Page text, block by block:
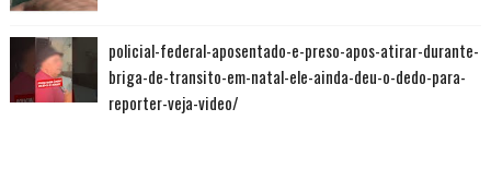
policial-federal-aposentado-e-preso-apos-atirar-durante-
briga-de-transito-em-natal-ele-ainda-deu-o-dedo-para-
reporter-veja-video/